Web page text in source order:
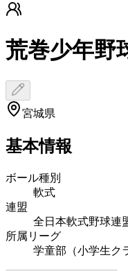
荒巻少年野
宮城県
基本情報
ボール種別
軟式
連盟
全日本軟式野球連
所属リーグ
学童部（小学生ク